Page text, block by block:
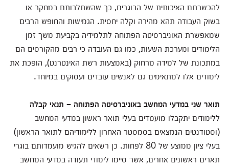
להכשרתם האיכותית של הבוגרים, כך שהשתלבותם במחקר או
בשוק העבודה תהא מהירה וקלה יחסית. הגמישות והחופש הרבים
שמאפשרת האוניברסיטה הפתוחה לתלמידיה בקביעת משך זמן
הלימודים ומערכת השעות, כמו גם העובדה כי רבים מהקורסים הם
במתכונת של למידה מרחוק (באמצעות רשת האינטרנט), הופכת את
לימודים אלו למתאימים גם לאנשים עובדים ועסוקים במיוחד.
תואר שני במדעי המחשב באוניברסיטה הפתוחה – תנאי קבלה
ללימודים יתקבלו מועמדים בעלי תואר ראשון במדעי המחשב
(וסטודנטים הנמצאים בסמסטר האחרון ללימודיהם לתואר הראשון)
בעלי ציון ממוצע של 80 לפחות. כן רשאים להגיש מועמדותם בוגרי
תארים ראשונים אחרים, אשר סיימו לימודי תעודה במדעי המחשב